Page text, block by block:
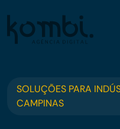
SOLUÇÕES PARA
CAMPINAS